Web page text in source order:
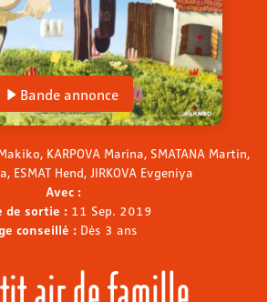
Bande annonce
KARPOVA Marina, SMATANA Martin,
ESMAT Hend, JIRKOVA Evgeniya
Avec :
de sortie : 11 Sep. 2019
conseillé : Dès 3 ans